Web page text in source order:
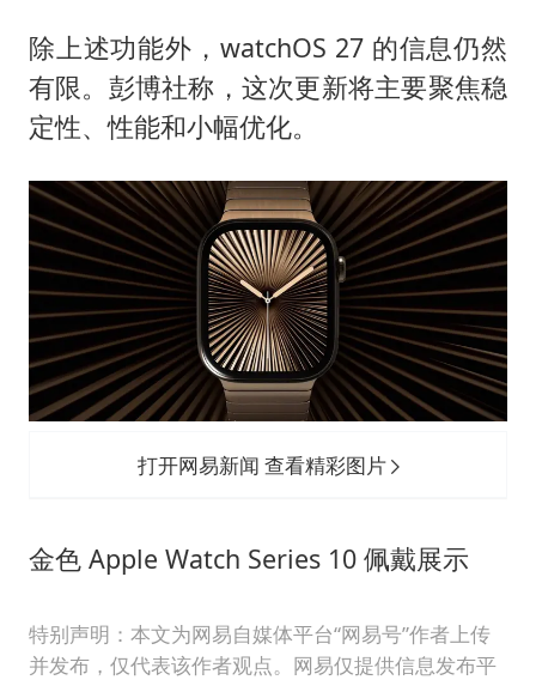
除上述功能外，watchOS 27 的信息仍然
有限。彭博社称，这次更新将主要聚焦稳
定性、性能和小幅优化。
打开网易新闻 查看精彩图片
金色 Apple Watch Series 10 佩戴展示
特别声明：本文为网易自媒体平台“网易号”作者上传
并发布，仅代表该作者观点。网易仅提供信息发布平